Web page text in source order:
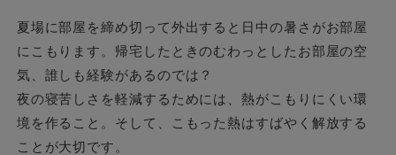
夏場に部屋を締め切って外出すると日中の暑さがお部屋
にこもります。帰宅したときのむわっとしたお部屋の空
気、誰しも経験があるのでは？
夜の寝苦しさを軽減するためには、熱がこもりにくい環
境を作ること。そして、こもった熱はすばやく解放する
ことが大切です。